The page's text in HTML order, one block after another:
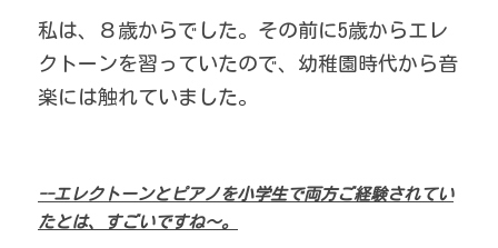
私は、８歳からでした。その前に5歳からエレ
クトーンを習っていたので、幼稚園時代から音
楽には触れていました。
--エレクトーンとピアノを小学生で両方ご経験されてい
たとは、すごいですね～。